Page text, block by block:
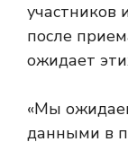
участников
после
ожидает
«Мы
данными в